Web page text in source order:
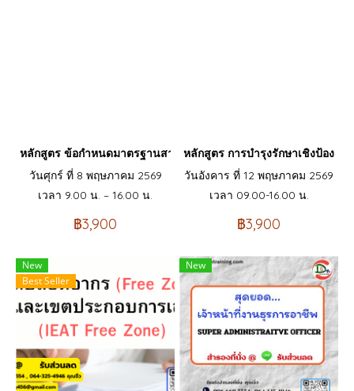
หลักสูตร ข้อกำหนดมาตรฐานสากล ISO9001 version 2026 และการ
วันศุกร์ ที่ 8 พฤษภาคม 2569
เวลา 9.00 น. – 16.00 น.
฿3,900
หลักสูตร การบำรุงรักษาเชิงป้องกั
วันอังคาร ที่ 12 พฤษภาคม 2569
เวลา 09.00-16.00 น.
฿3,900
New
Best Seller
New